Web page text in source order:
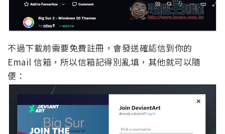
不過下載前需要免費註冊，會發送確認信到你的
Email 信箱，所以信箱記得別亂填，其他就可以隨
便：